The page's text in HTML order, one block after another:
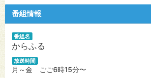
番組情報
番組名
からふる
放送時間
月～金 ごご6時15分〜